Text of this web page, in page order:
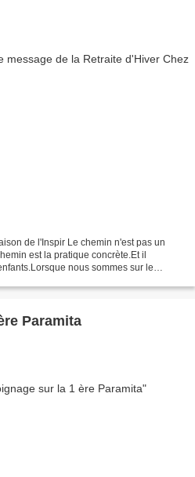
de l'Inspir Le chemin n'est pas un
est la pratique concrète.Et il
nous sommes sur le
Paramita